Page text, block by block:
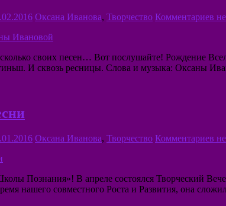
Оксана Иванова, Творчество Комментариев
своих песен… Вот послушайте! Рождение
И сквозь ресницы. Слова и музыка: Оксаны
Оксана Иванова, Творчество Комментариев
Познания»! В апреле состоялся Творческий
нашего совместного Роста и Развития, она